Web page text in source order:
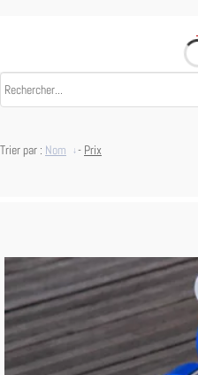
Trier par : Nom - Prix